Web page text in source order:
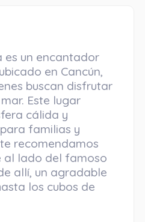
es un encantador
en Cancún,
buscan disfrutar
Este lugar
cálida y
familias y
recomendamos
al lado del famoso
allí, un agradable
los cubos de